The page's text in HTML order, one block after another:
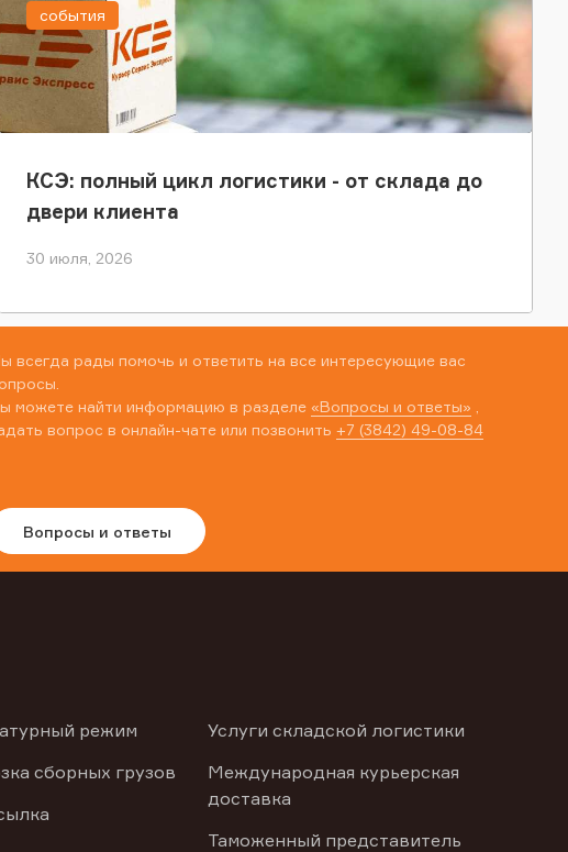
КСЭ: полный цикл логистики - от склада до
двери клиента
30 июля, 2026
события
всегда рады помочь и ответить на все интересующие вас
можете найти информацию в разделе «Вопросы и ответы»
вопрос в онлайн-чате или позвонить +7 (3842) 49-08-84
Вопросы и ответы
режим
сборных грузов
Услуги складской логистики
Международная курьерская
доставка
Таможенный представитель